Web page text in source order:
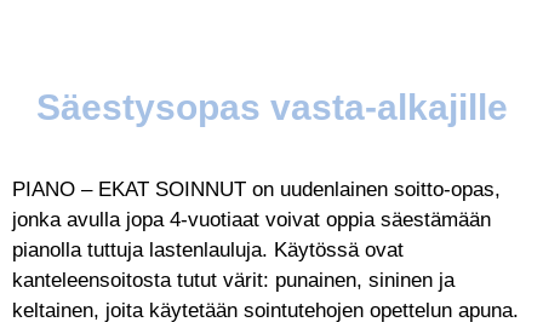
Säestysopas vasta-alkajille
PIANO – EKAT SOINNUT on uudenlainen soitto-opas,
jonka avulla jopa 4-vuotiaat voivat oppia säestämään
pianolla tuttuja lastenlauluja. Käytössä ovat
kanteleensoitosta tutut värit: punainen, sininen ja
keltainen, joita käytetään sointutehojen opettelun apuna.